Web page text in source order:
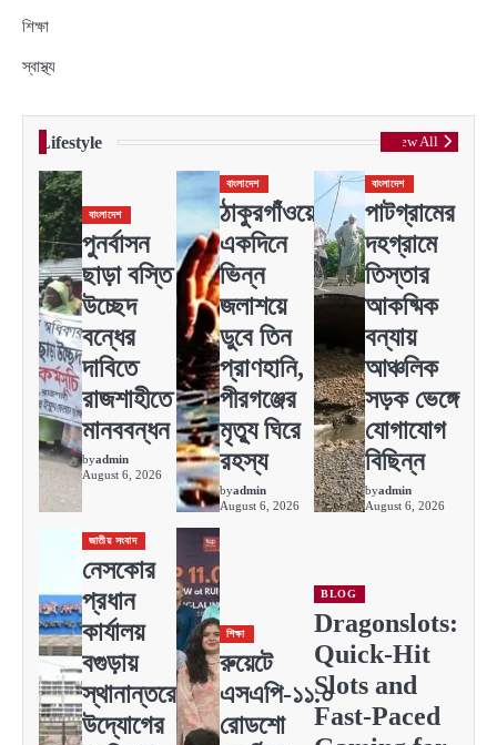
শিক্ষা
স্বাস্থ্য
Lifestyle View All
বাংলাদেশ
পুনর্বাসন
ছাড়া বস্তি
উচ্ছেদ
বন্ধের
দাবিতে
রাজশাহীতে
মানববন্ধন
byadmin
August 6, 2026
বাংলাদেশ
ঠাকুরগাঁওয়ে
একদিনে
ভিন্ন
জলাশয়ে
ডুবে তিন
প্রাণহানি,
পীরগঞ্জের
মৃত্যু ঘিরে
রহস্য
byadmin
August 6, 2026
বাংলাদেশ
পাটগ্রামের
দহগ্রামে
তিস্তার
আকষ্মিক
বন্যায়
আঞ্চলিক
সড়ক ভেঙ্গে
যোগাযোগ
বিছিন্ন
byadmin
August 6, 2026
জাতীয় সংবাদ
নেসকোর
প্রধান
কার্যালয়
বগুড়ায়
স্থানান্তরের
উদ্যোগের
শিক্ষা
রুয়েটে
এসএপি-১১.০
রোডশো
BLOG
Dragonslots:
Quick‑Hit
Slots and
Fast‑Paced